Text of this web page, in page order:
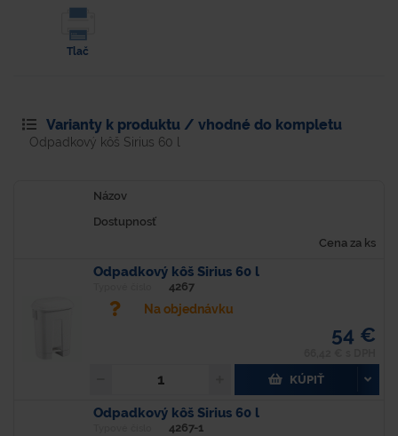
Tlač
Varianty k produktu / vhodné do kompletu
Odpadkový kôš Sirius 60 l
Názov
Dostupnosť
Cena za ks
Odpadkový kôš Sirius 60 l
4267
Na objednávku
54 €
KÚPIŤ
Odpadkový kôš Sirius 60 l
4267-1